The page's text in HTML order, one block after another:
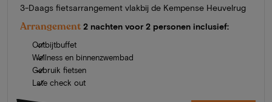
3-Daags fietsarrangement vlakbij de Kempense Heuvelrug
Arrangement 2 nachten voor 2 personen inclusief:
Ontbijtbuffet
Wellness en binnenzwembad
Gebruik fietsen
Late check out